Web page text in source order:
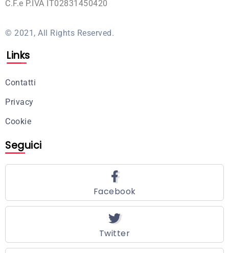
C.F.e P.IVA IT02831450420
© 2021, All Rights Reserved.
Links
Contatti
Privacy
Cookie
Seguici
Facebook
Twitter